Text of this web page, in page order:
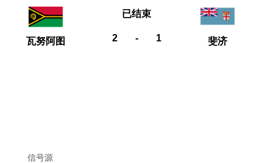
瓦努阿图 2 - 1
已结束
斐济
信号源